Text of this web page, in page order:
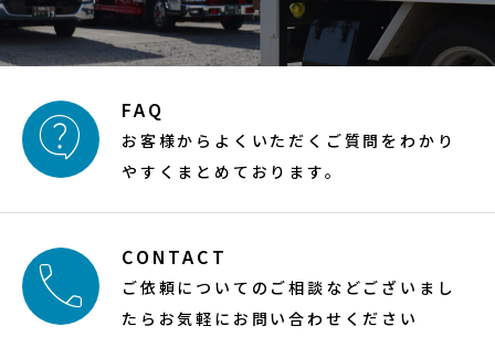
 FAQ
お客様からよくいただくご質問をわかり
やすくまとめております。
 CONTACT
ご依頼についてのご相談などございまし
たらお気軽にお問い合わせください